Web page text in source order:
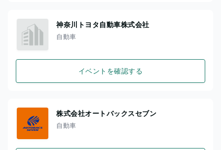
神奈川トヨタ自動車株式会社
自動車
イベントを確認する
株式会社オートバックスセブン
自動車